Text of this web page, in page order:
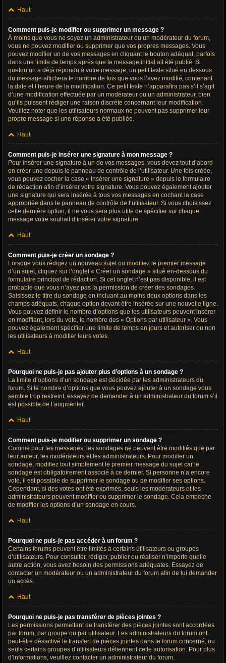
Haut
Comment puis-je modifier ou supprimer un message ?
À moins que vous ne soyez un administrateur ou un modérateur du forum,
vous ne pouvez modifier ou supprimer que vos propres messages. Vous
pouvez modifier un de vos messages en cliquant le bouton adéquat, parfois
dans une limite de temps après que le message initial ait été publié. Si
quelqu’un a déjà répondu à votre message, un petit texte situé en dessous
du message affichera le nombre de fois que vous l’avez modifié, contenant
la date et l’heure de la modification. Ce petit texte n’apparaîtra pas s’il s’agit
d’une modification effectuée par un modérateur ou un administrateur, bien
qu’ils puissent rédiger une raison discrète concernant leur modification.
Veuillez noter que les utilisateurs normaux ne peuvent pas supprimer leur
propre message si une réponse a été publiée.
Haut
Comment puis-je insérer une signature à mon message ?
Pour insérer une signature à un de vos messages, vous devez tout d’abord
en créer une depuis le panneau de contrôle de l’utilisateur. Une fois créée,
vous pouvez cocher la case « Insérer une signature » depuis le formulaire
de rédaction afin d’insérer votre signature. Vous pouvez également ajouter
une signature qui sera insérée à tous vos messages en cochant la case
appropriée dans le panneau de contrôle de l’utilisateur. Si vous choisissez
cette dernière option, il ne vous sera plus utile de spécifier sur chaque
message votre souhait d’insérer votre signature.
Haut
Comment puis-je créer un sondage ?
Lorsque vous rédigez un nouveau sujet ou modifiez le premier message
d’un sujet, cliquez sur l’onglet « Créer un sondage » situé en-dessous du
formulaire principal de rédaction. Si cet onglet n’est pas disponible, il est
probable que vous n’ayez pas la permission de créer des sondages.
Saisissez le titre du sondage en incluant au moins deux options dans les
champs adéquats, chaque option devant être insérée sur une nouvelle ligne.
Vous pouvez définir le nombre d’options que les utilisateurs peuvent insérer
en modifiant, lors du vote, le nombre des « Options par utilisateur ». Vous
pouvez également spécifier une limite de temps en jours et autoriser ou non
les utilisateurs à modifier leurs votes.
Haut
Pourquoi ne puis-je pas ajouter plus d’options à un sondage ?
La limite d’options d’un sondage est décidée par les administrateurs du
forum. Si le nombre d’options que vous pouvez ajouter à un sondage vous
semble trop restreint, essayez de demander à un administrateur du forum s’il
est possible de l’augmenter.
Haut
Comment puis-je modifier ou supprimer un sondage ?
Comme pour les messages, les sondages ne peuvent être modifiés que par
leur auteur, les modérateurs et les administrateurs. Pour modifier un
sondage, modifiez tout simplement le premier message du sujet car le
sondage est obligatoirement associé à ce dernier. Si personne n’a encore
voté, il est possible de supprimer le sondage ou de modifier ses options.
Cependant, si des votes ont été exprimés, seuls les modérateurs et les
administrateurs peuvent modifier ou supprimer le sondage. Cela empêche
de modifier les options d’un sondage en cours.
Haut
Pourquoi ne puis-je pas accéder à un forum ?
Certains forums peuvent être limités à certains utilisateurs ou groupes
d’utilisateurs. Pour consulter, rédiger, publier ou réaliser n’importe quelle
autre action, vous avez besoin des permissions adéquates. Essayez de
contacter un modérateur ou un administrateur du forum afin de lui demander
un accès.
Haut
Pourquoi ne puis-je pas transférer de pièces jointes ?
Les permissions permettant de transférer des pièces jointes sont accordées
par forum, par groupe ou par utilisateur. Les administrateurs du forum ont
peut-être désactivé le transfert de pièces jointes dans le forum concerné, ou
seuls certains groupes d’utilisateurs détiennent cette autorisation. Pour plus
d’informations, veuillez contacter un administrateur du forum.